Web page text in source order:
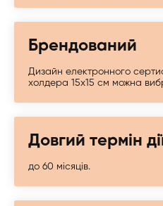
Брендований
Дизайн електронного
холдера 15х15 см можна
Довгий термін
до 60 місяців.